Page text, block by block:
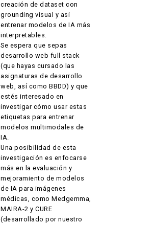
creación de dataset con
grounding visual y así
entrenar modelos de IA más
interpretables.
Se espera que sepas
desarrollo web full stack
(que hayas cursado las
asignaturas de desarrollo
web, así como BBDD) y que
estés interesado en
investigar cómo usar estas
etiquetas para entrenar
modelos multimodales de
IA.
Una posibilidad de esta
investigación es enfocarse
más en la evaluación y
mejoramiento de modelos
de IA para imágenes
médicas, como Medgemma,
MAIRA-2 y CURE
(desarrollado por nuestro